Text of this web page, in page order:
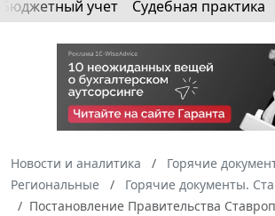
Бюджетный учет Судебная практика
Новости и аналитика
Горячие
Региональные
Горячие документы.
Постановление Правительства